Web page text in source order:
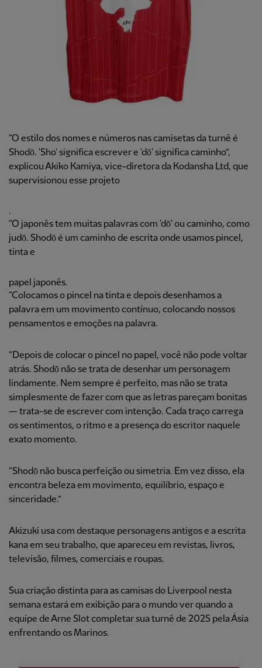
“O estilo dos nomes e números nas camisetas da turnê é
Shodō. 'Sho' significa escrever e 'dō' significa caminho”,
explicou Akiko Kamiya, vice-diretora da Kodansha Ltd, que
supervisionou esse projeto
.
“O japonês tem muitas palavras com 'dō' ou caminho, como
judō. Shodō é um caminho de escrita onde usamos pincel,
tinta e
papel japonês.
“Colocamos o pincel na tinta e depois desenhamos a
palavra em um movimento contínuo, colocando nossos
pensamentos e emoções na palavra.
“Depois de colocar o pincel no papel, você não pode voltar
atrás. Shodō não se trata de desenhar um personagem
lindamente. Nem sempre é perfeito, mas não se trata
simplesmente de fazer com que as letras pareçam bonitas
— trata-se de escrever com intenção. Cada traço carrega
os sentimentos, o ritmo e a presença do escritor naquele
exato momento.
“Shodō não busca perfeição ou simetria. Em vez disso, ela
encontra beleza em movimento, equilíbrio, espaço e
sinceridade.”
Akizuki usa com destaque personagens antigos e a escrita
kana em seu trabalho, que apareceu em revistas, livros,
televisão, filmes, comerciais e roupas.
Sua criação distinta para as camisas do Liverpool nesta
semana estará em exibição para o mundo ver quando a
equipe de Arne Slot completar sua turnê de 2025 pela Ásia
enfrentando os Marinos.